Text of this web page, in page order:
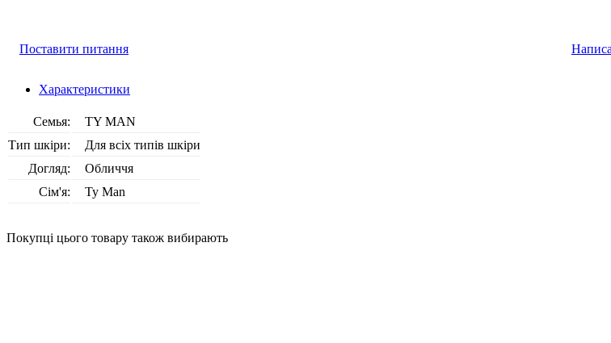
Поставити питання
Характеристики
Семья:
TY MAN
Тип шкіри:
Для всіх типів шкіри
Догляд:
Обличчя
Сім'я:
Ty Man
Покупці цього товару також вибирають